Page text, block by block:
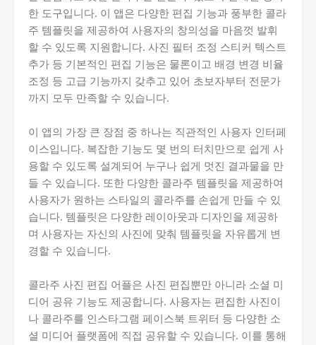
한 도구입니다. 이 앱은 다양한 편집 기능과 풍부한 콜라
주 템플릿을 제공하여 사용자의 창의성을 마음껏 발휘
할 수 있도록 지원합니다. 사진 필터 조정 스티커 텍스트
추가 등 기본적인 편집 기능은 물론이고 배경 변경 비율
조정 등 고급 기능까지 갖추고 있어 초보자부터 전문가
까지 모두 만족할 수 있습니다.
이 앱의 가장 큰 장점 중 하나는 직관적인 사용자 인터페
이스입니다. 복잡한 기능도 몇 번의 터치만으로 쉽게 사
용할 수 있도록 설계되어 누구나 쉽게 멋진 결과물을 만
들 수 있습니다. 또한 다양한 콜라주 템플릿을 제공하여
사용자가 원하는 스타일의 콜라주를 손쉽게 만들 수 있
습니다. 템플릿은 다양한 레이아웃과 디자인을 제공하
며 사용자는 자신의 사진에 맞춰 템플릿을 자유롭게 변
경할 수 있습니다.
콜라주 사진 편집 어플은 사진 편집뿐만 아니라 소셜 미
디어 공유 기능도 제공합니다. 사용자는 편집한 사진이
나 콜라주를 인스타그램 페이스북 트위터 등 다양한 소
셜 미디어 플랫폼에 직접 공유할 수 있습니다. 이를 통해